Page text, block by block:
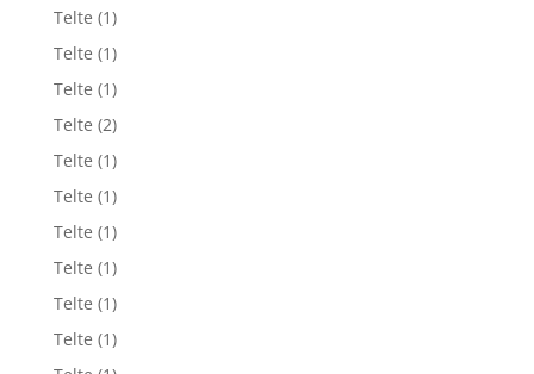
Telte (1)
Telte (1)
Telte (1)
Telte (2)
Telte (1)
Telte (1)
Telte (1)
Telte (1)
Telte (1)
Telte (1)